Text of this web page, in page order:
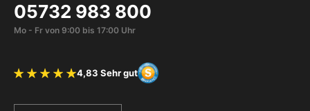
05732 983 800
Mo - Fr von 9:00 bis 17:00 Uhr
Bewertung 4.83 von 5 Sternen
4,83 Sehr gut